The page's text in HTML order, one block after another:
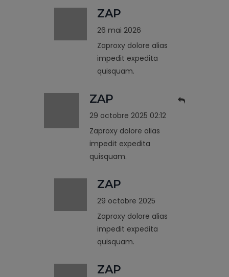
ZAP
26 mai 2026
Zaproxy dolore alias
impedit expedita
quisquam.
ZAP
29 octobre 2025 02:12
Zaproxy dolore alias
impedit expedita
quisquam.
ZAP
29 octobre 2025
Zaproxy dolore alias
impedit expedita
quisquam.
ZAP